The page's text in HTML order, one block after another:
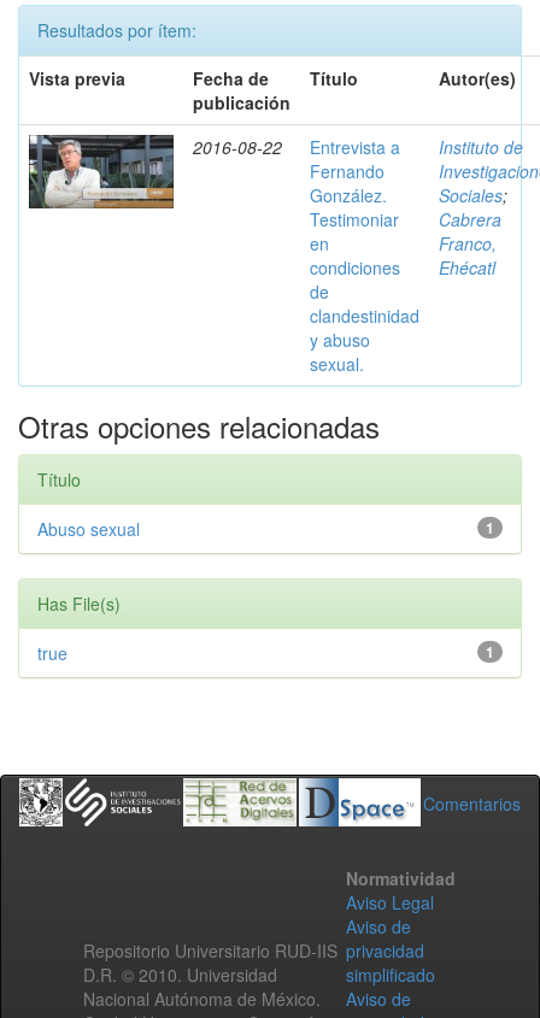
Resultados por ítem:
Vista previa
Fecha de
publicación
Título Autor(es)
2016-08-22
Entrevista a
Fernando
González.
Testimoniar
en
condiciones
de
clandestinidad
y abuso
sexual.
Instituto de
Sociales;
Cabrera
Franco,
Ehécatl
Otras opciones relacionadas
Título
1
Abuso sexual
Has File(s)
1
true
Comentarios
Repositorio Universitario RUD-IIS
D.R. © 2010. Universidad
Nacional Autónoma de México.
Normatividad
Aviso Legal
Aviso de
privacidad
simplificado
Aviso de